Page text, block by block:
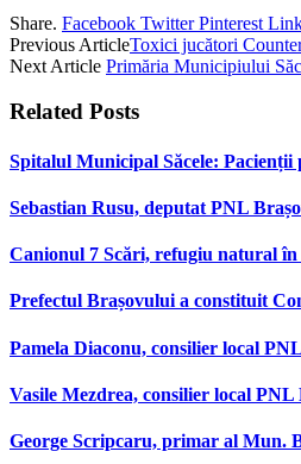
Share. Facebook Twitter Pinterest
Previous ArticleToxici jucători
Next Article Primăria Municipiului
Related Posts
Spitalul Municipal Săcele: Pacienții
Sebastian Rusu, deputat PNL
Canionul 7 Scări, refugiu natural în
Prefectul Brașovului a constituit
Pamela Diaconu, consilier local
Vasile Mezdrea, consilier local
George Scripcaru, primar al Mun.